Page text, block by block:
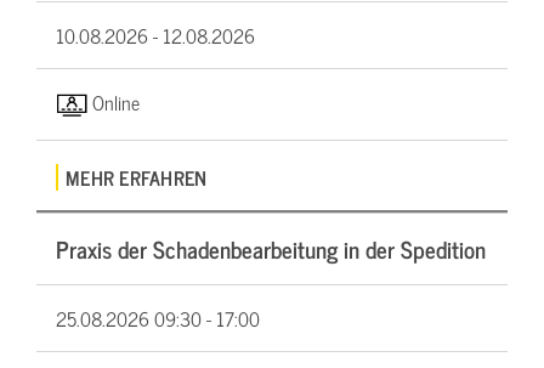
10.08.2026 -12.08.2026
Online
MEHR ERFAHREN
Praxis der Schadenbearbeitung in der Spedition
25.08.202609:30 - 17:00